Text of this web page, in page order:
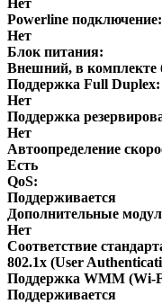
Powerline подключение:
Нет
Блок питания:
Внешний, в комплекте
Поддержка Full Duplex:
Нет
Поддержка
Нет
Автоопределение
Есть
QoS:
Поддерживается
Дополнительные
Нет
Соответствие
802.1x (User
Поддержка WMM (Wi-
Поддерживается